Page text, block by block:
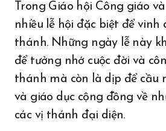
Trong Giáo hội Công giáo
nhiều lễ hội đặc biệt để vinh
thánh. Những ngày lễ này
để tưởng nhớ cuộc đời và
thánh mà còn là dịp để cầu
và giáo dục cộng đồng về
các vị thánh đại diện.